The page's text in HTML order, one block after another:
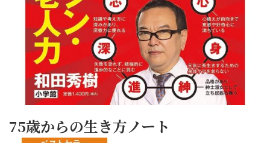
75歳からの生き方ノート